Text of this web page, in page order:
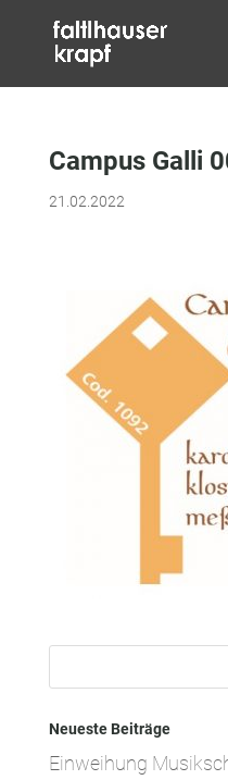
Campus Galli
21.02.2022
Neueste Beiträge
Einweihung